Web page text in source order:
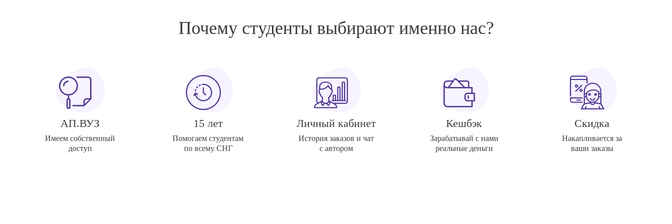
Почему студенты выбирают именно нас?
АП.ВУЗ
Имеем собственный
доступ
15 лет
Помогаем студентам
по всему СНГ
Личный кабинет
История заказов и чат
с автором
Кешбэк
Зарабатывай с нами
реальные деньги
Скидка
Накапливается за
ваши заказы